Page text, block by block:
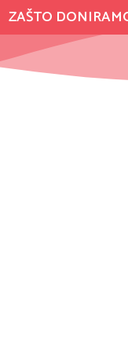
ZAŠTO